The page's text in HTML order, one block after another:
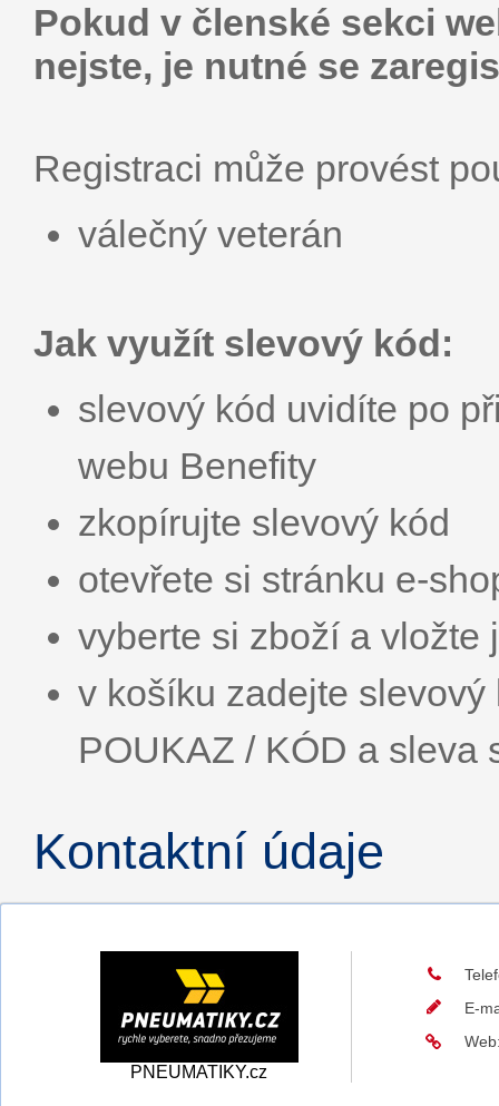
Pokud v členské sekci
nejste, je nutné se
Registraci může provést
válečný veterán
Jak využít slevový kód:
slevový kód uvidíte po
webu Benefity
zkopírujte slevový kód
otevřete si stránku e-
vyberte si zboží a vložte
v košíku zadejte
POUKAZ / KÓD a sleva
Kontaktní údaje
PNEUMATIKY.cz
E-